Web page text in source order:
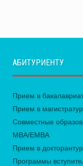
АБИТУРИЕНТУ
Прием в
Прием в
Совместные
MBA/EMBA
Прием в
Программы